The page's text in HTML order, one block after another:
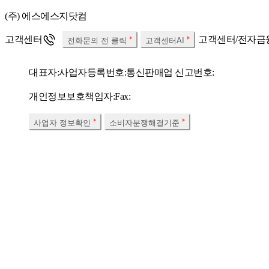
(주) 에스에스지닷컴
고객센터 전화문의 전 클릭 고객센터AI 고객센터/전자금
대표자:사업자등록번호:통신판매업 신고번호:
개인정보보호책임자:Fax:
사업자 정보확인 소비자분쟁해결기준